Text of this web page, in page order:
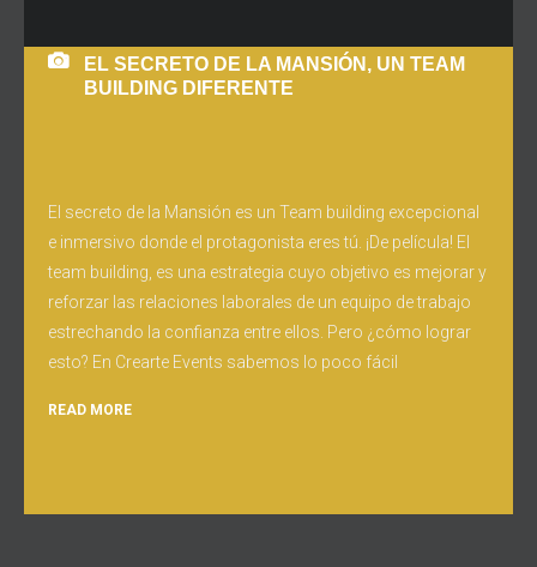
EL SECRETO DE LA MANSIÓN, UN TEAM
BUILDING DIFERENTE
El secreto de la Mansión es un Team building excepcional
e inmersivo donde el protagonista eres tú. ¡De película! El
team building, es una estrategia cuyo objetivo es mejorar y
reforzar las relaciones laborales de un equipo de trabajo
estrechando la confianza entre ellos. Pero ¿cómo lograr
esto? En Crearte Events sabemos lo poco fácil
READ MORE